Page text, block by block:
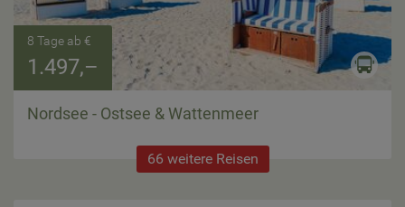
8 Tage ab €
1.497,–
Nordsee - Ostsee & Wattenmeer
66 weitere Reisen